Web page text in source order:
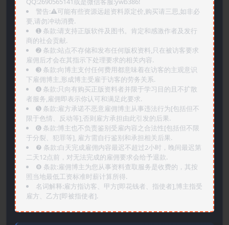
警告:⚠️可能有些资源远超资料原定价,购买请三思,如非必
要,请勿冲动消费.
➊️ 条款:请支持正版软件及图书。肯定和感激作者及发行
商的社会贡献.
➋️ 条款:站点不存储和发布任何版权资料,只在被访客要求
雇佣后才会在其指示下处理要求的相关内容.
➌️ 条款:向博主支付任何费用都意味着在访客的主观意识
下雇佣博主,形成博主受雇于访客的劳务关系.
➍️ 条款:只向有购买正版资料者并限于学习目的且不扩散
者服务,雇佣即表示你认可和满足此要求.
➎ 条款:雇方承诺不恶意雇佣博主从事违法行为[包括但不
限于色情、反动等],否则雇方承担由此引发的后果.
➏️ 条款:博主也不负责鉴别受雇内容之合法性[包括但不限
于分裂、犯罪等], 雇方需自行鉴别和承担相关后果.
❼ 条款:白天完成雇佣内容最迟不超过2小时，晚间最迟第
二天12点前，对无法完成的雇佣要求会给予退款.
❽ 条款:雇佣博主为您从事资料查取服务是收费的，其按
照当地最低工资标准时薪计算所得.
名词解释:雇方指访客、甲方[即花钱者、指使者],博主指受
雇方、乙方[即被指使者].